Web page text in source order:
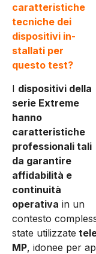
caratteristiche
tecniche dei
dispositivi in­
stallati per
questo test?
I dispositivi della
serie Ex­treme
hanno
caratteristiche
professionali tali
da garantire
affidabilità e
continuità
opera­tiva in un
contesto
state utilizzate
MP, idonee per